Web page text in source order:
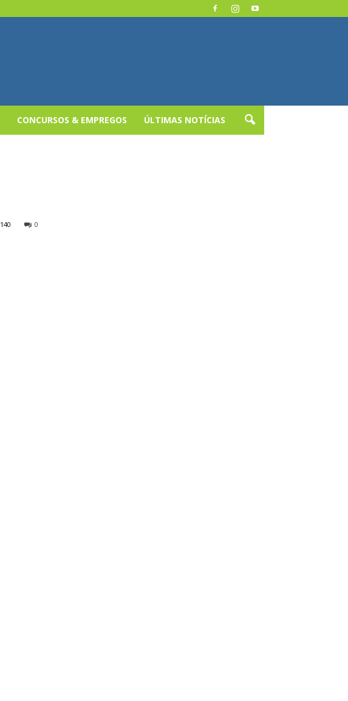
CONCURSOS & EMPREGOS ÚLTIMAS NOTÍCIAS
0
140